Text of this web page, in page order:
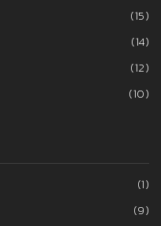
(15)
(14)
(12)
(10)
(1)
(9)